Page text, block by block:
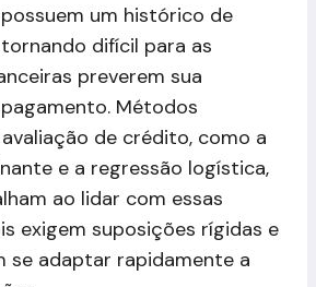
um histórico de
difícil para as
preverem sua
Métodos
de crédito, como a
e a regressão logística,
ao lidar com essas
exigem suposições rígidas e
se adaptar rapidamente a